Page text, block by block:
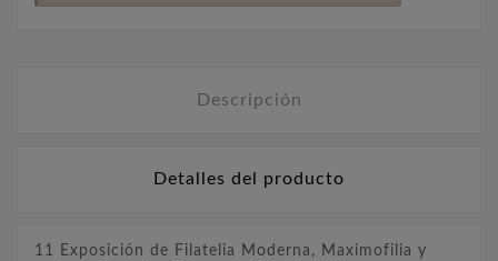
Descripción
Detalles del producto
11 Exposición de Filatelia Moderna, Maximofilia y